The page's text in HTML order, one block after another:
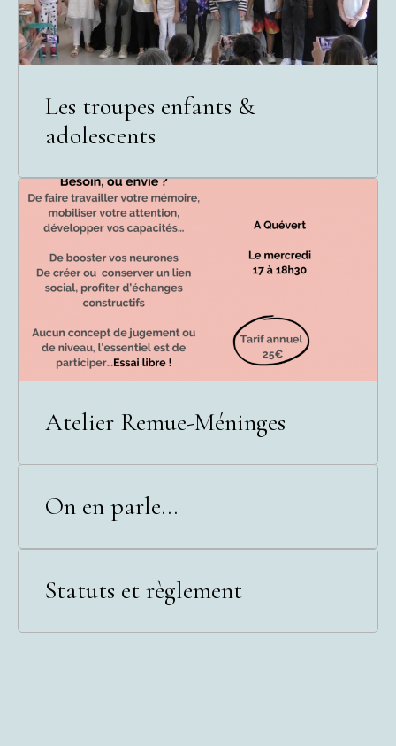
Les troupes enfants &
adolescents
Atelier Remue-Méninges
On en parle...
Statuts et règlement